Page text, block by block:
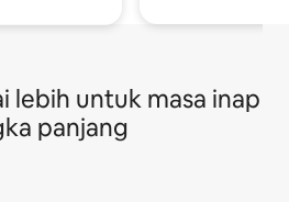
lebih untuk masa inap
panjang